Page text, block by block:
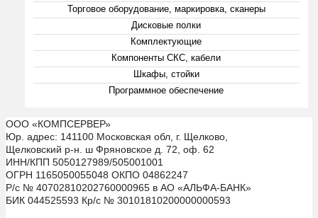
Торговое оборудование, маркировка, сканеры
Дисковые полки
Комплектующие
Компоненты СКС, кабели
Шкафы, стойки
Программное обеспечение
ООО «КОМПСЕРВЕР»
Юр. адрес: 141100 Московская обл, г. Щелково,
Щелковский р-н. ш Фряновское д. 72, оф. 62
ИНН/КПП 5050127989/505001001
ОГРН 1165050055048 ОКПО 04862247
Р/с № 40702810202760000965 в АО «АЛЬФА-БАНК»
БИК 044525593 Кр/с № 30101810200000000593